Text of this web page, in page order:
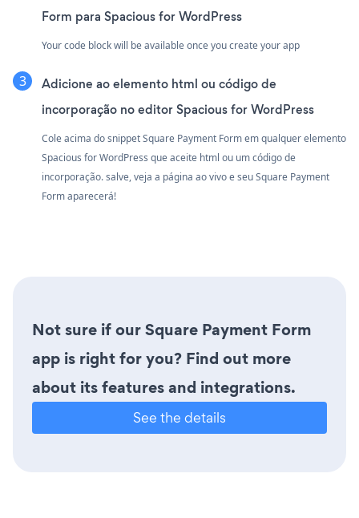
Form para Spacious for WordPress
Your code block will be available once you create your app
Adicione ao elemento html ou código de
incorporação no editor Spacious for WordPress
Cole acima do snippet Square Payment Form em qualquer elemento
Spacious for WordPress que aceite html ou um código de
incorporação. salve, veja a página ao vivo e seu Square Payment
Form aparecerá!
Not sure if our Square Payment Form
app is right for you? Find out more
about its features and integrations.
See the details